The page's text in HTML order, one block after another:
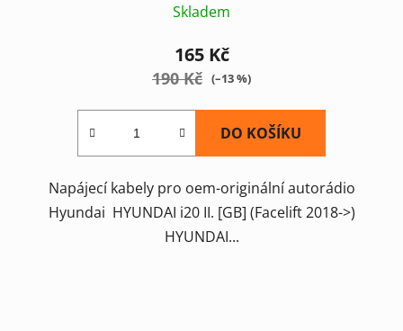
Skladem
165 Kč
190 Kč (–13 %)
DO KOŠÍKU
Napájecí kabely pro oem-originální autorádio
Hyundai HYUNDAI i20 II. [GB] (Facelift 2018->)
HYUNDAI...